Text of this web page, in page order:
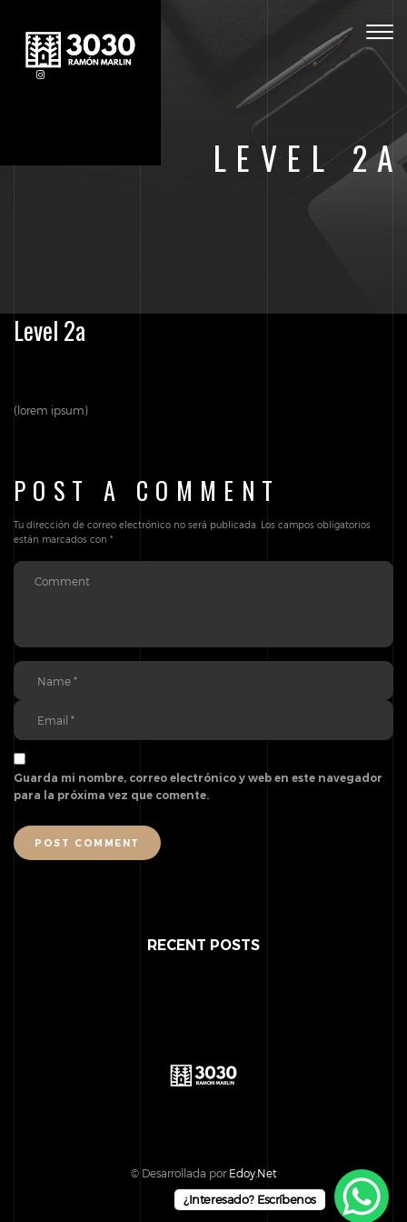
LEVEL 2A
Level 2a
(lorem ipsum)
POST A COMMENT
Tu dirección de correo electrónico no será publicada. Los campos obligatorios
están marcados con *
Guarda mi nombre, correo electrónico y web en este navegador
para la próxima vez que comente.
POST COMMENT
RECENT POSTS
© Desarrollada por Edoy.Net
¿Interesado? Escríbenos